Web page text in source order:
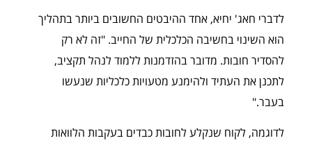
לדברי חאג' יחיא, אחד ההיבטים החשובים ביותר בתהליך
הוא השינוי בחשיבה הכלכלית של החייב. "זה לא רק
להסדיר חובות. מדובר בהזדמנות ללמוד לנהל תקציב,
לתכנן את העתיד ולהימנע מטעויות כלכליות שנעשו
בעבר."
לדוגמה, לקוח שנקלע לחובות כבדים בעקבות הלוואות